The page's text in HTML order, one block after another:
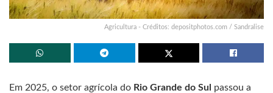
Agricultura - Créditos: depositphotos.com / Sandralise
Em 2025, o setor agrícola do Rio Grande do Sul
passou a